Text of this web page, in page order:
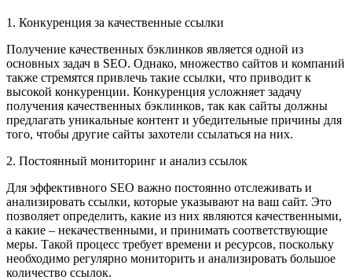
1. Конкуренция за качественные ссылки
Получение качественных бэклинков является одной из
основных задач в SEO. Однако, множество сайтов и компаний
также стремятся привлечь такие ссылки, что приводит к
высокой конкуренции. Конкуренция усложняет задачу
получения качественных бэклинков, так как сайты должны
предлагать уникальные контент и убедительные причины для
того, чтобы другие сайты захотели ссылаться на них.
2. Постоянный мониторинг и анализ ссылок
Для эффективного SEO важно постоянно отслеживать и
анализировать ссылки, которые указывают на ваш сайт. Это
позволяет определить, какие из них являются качественными,
а какие – некачественными, и принимать соответствующие
меры. Такой процесс требует времени и ресурсов, поскольку
необходимо регулярно мониторить и анализировать большое
количество ссылок.